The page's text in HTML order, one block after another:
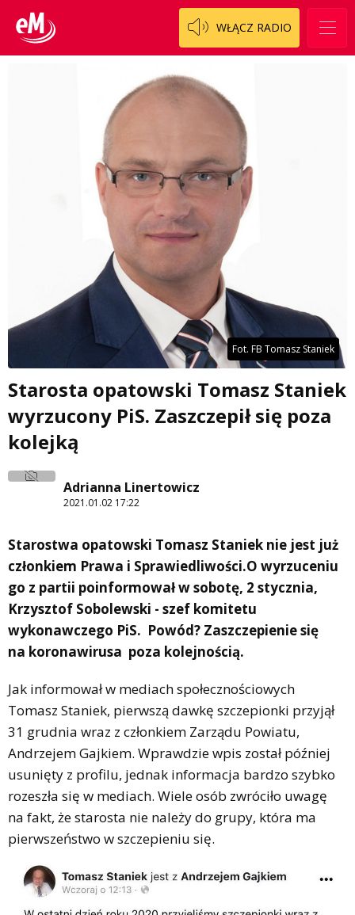
WŁĄCZ RADIO
Fot. FB Tomasz Staniek
Starosta opatowski Tomasz Staniek
wyrzucony PiS. Zaszczepił się poza
kolejką
Adrianna Linertowicz
2021.01.02 17:22
Starostwa opatowski Tomasz Staniek nie jest już
członkiem Prawa i Sprawiedliwości.O wyrzuceniu
go z partii poinformował w sobotę, 2 stycznia,
Krzysztof Sobolewski - szef komitetu
wykonawczego PiS. Powód? Zaszczepienie się
na koronawirusa poza kolejnością.
Jak informował w mediach społecznościowych
Tomasz Staniek, pierwszą dawkę szczepionki przyjął
31 grudnia wraz z członkiem Zarządu Powiatu,
Andrzejem Gajkiem. Wprawdzie wpis został później
usunięty z profilu, jednak informacja bardzo szybko
rozeszła się w mediach. Wiele osób zwróciło uwagę
na fakt, że starosta nie należy do grupy, która ma
pierwszeństwo w szczepieniu się.